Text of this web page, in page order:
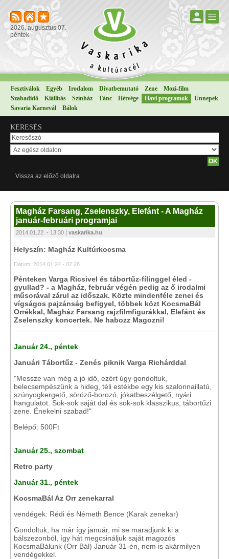
2026. augusztus 07.
péntek
Fesztiválok Egyéb Irodalom Divatbemutató Zene
Mozi-film
Szabadidő
Kiállítás Színház Tánc Hétvége Havi programok
Ünnepek
Savaria Karnevál
Bálok
KERESÉS
Vissza az előző oldalra
Magház Farsang, Zselenszky, Elefánt - A Magház
január-februári programjai
2014.01.22. - 13:30 | vaskarika.hu
Helyszín: Magház Kultúrkocsma
Dátum: 2014.01.24 - 02.28.
Pénteken Varga Ricsivel és tábortűz-fílinggel éled -
gyullad? - a Magház, február végén pedig az ő irodalmi
műsorával zárul az időszak. Közte mindenféle zenei és
vígságos pajzánság befigyel, többek közt KocsmaBál
Orrékkal, Magház Farsang rajzfilmfigurákkal, Elefánt és
Zselenszky koncertek. Ne habozz Magozni!
Január 24., péntek
Januári Tábortűz - Zenés piknik Varga Richárddal
"Messze van még a jó idő, ezért úgy gondoltuk,
belecsempészünk a hideg, téli estékbe egy kis szalonnaillatú,
szúnyogkergető, söröző-borozó, jókatbeszélgető, nyári
hangulatot. Sok-sok saját dal és sok-sok klasszikus, tábortűzi
zene. Énekelni szabad!"
Belépő: 500Ft
Január 25., szombat
Retro party
Január 31., péntek
KocsmaBál Az Orr zenekarral
vendégek: Rédi és Németh Bence (Karak zenekar)
Gondoltuk, ha már így január, mi se maradjunk ki a
bálszezonból, így hát megcsináljuk saját magozós
KocsmaBálunk (Orr Bál) Január 31-én, nem is akármilyen
vendégekkel.